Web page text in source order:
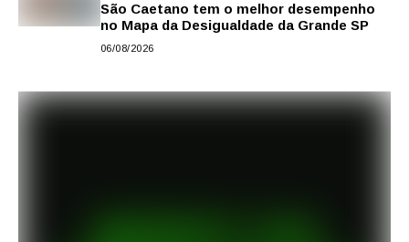
São Caetano tem o melhor desempenho
no Mapa da Desigualdade da Grande SP
06/08/2026